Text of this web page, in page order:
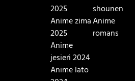
2025
Anime zima
2025
Anime
jesień 2024
Anime lato
shounen
Anime
romans